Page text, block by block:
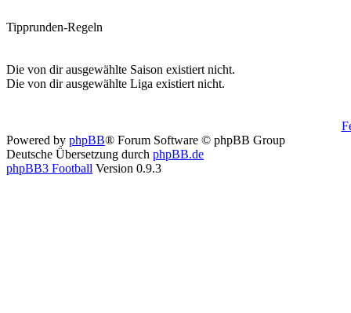
Tipprunden-Regeln
Die von dir ausgewählte Saison existiert nicht.
Die von dir ausgewählte Liga existiert nicht.
Powered by phpBB® Forum Software © phpBB Group
Deutsche Übersetzung durch phpBB.de
phpBB3 Football Version 0.9.3